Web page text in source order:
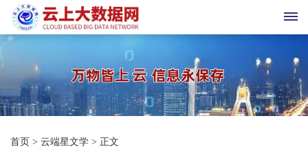
页
科
首页 > 云端星文学 > 正文